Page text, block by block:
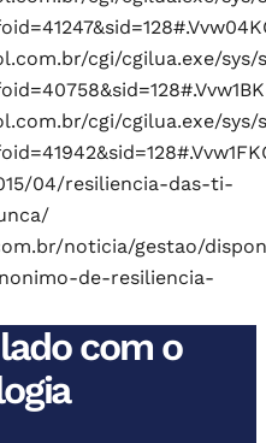
cgi/cgilua.exe/
cgi/cgilua.exe/
04/resiliencia-das-ti-
noticia/gestao/
de-resiliencia-
com o